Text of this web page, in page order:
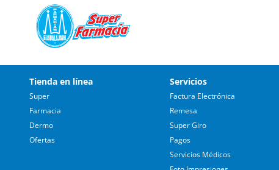
Tienda en línea
Super
Farmacia
Dermo
Ofertas
Servicios
Factura Electrónica
Remesa
Super Giro
Pagos
Servicios Médicos